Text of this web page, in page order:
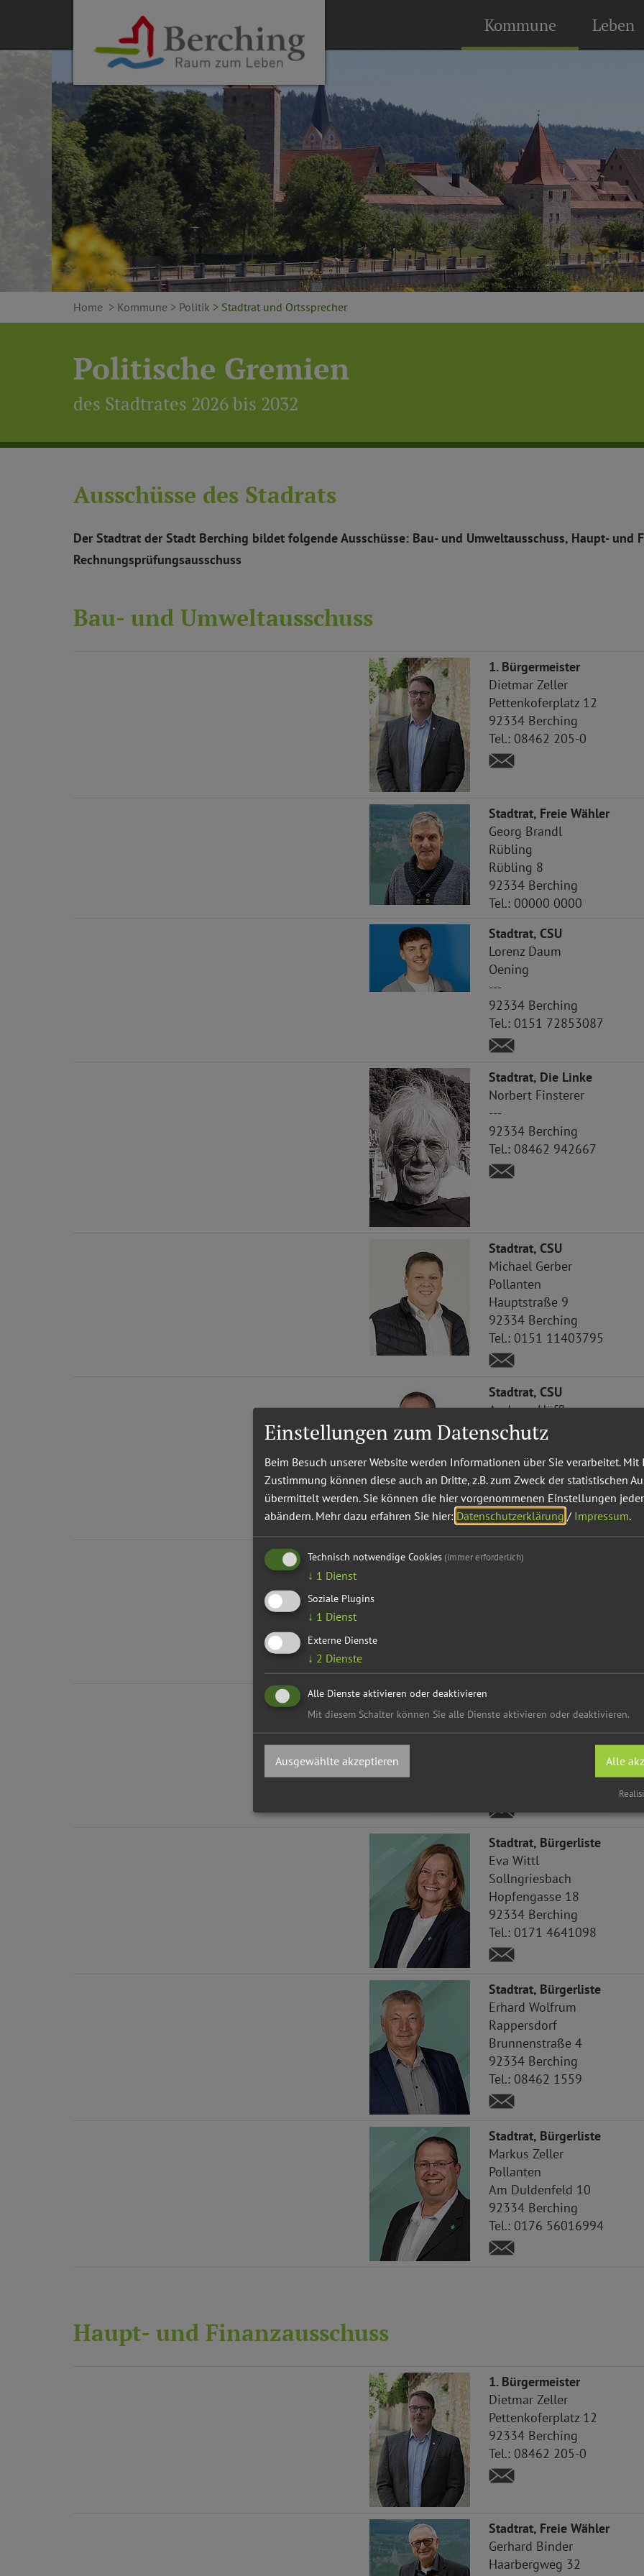
Kommune Leben
Home > Kommune > Politik > Stadtrat und Ortssprecher
Politische Gremien
des Stadtrates 2026 bis 2032
Ausschüsse des Stadrats
Der Stadtrat der Stadt Berching bildet folgende Ausschüsse: Bau- und Umweltausschuss, Haupt- und
Rechnungsprüfungsausschuss
Bau- und Umweltausschuss
1. Bürgermeister
Dietmar Zeller
Pettenkoferplatz 12
92334 Berching
Tel.: 08462 205-0
Stadtrat, Freie Wähler
Georg Brandl
Rübling
Rübling 8
92334 Berching
Tel.: 00000 0000
Stadtrat, CSU
Lorenz Daum
Oening
---
92334 Berching
Tel.: 0151 72853087
Stadtrat, Die Linke
Norbert Finsterer
---
92334 Berching
Tel.: 08462 942667
Stadtrat, CSU
Michael Gerber
Pollanten
Hauptstraße 9
92334 Berching
Tel.: 0151 11403795
Stadtrat, CSU
Andreas Höffler
Ulmenstraße 6
Tel.: 0170 7547640
Stadtrat, CSU
Egid Retzer
Rappersdorf
Stadtrat, Bürgerliste
Eva Wittl
Sollngriesbach
Hopfengasse 18
92334 Berching
Tel.: 0171 4641098
Stadtrat, Bürgerliste
Erhard Wolfrum
Rappersdorf
Brunnenstraße 4
92334 Berching
Tel.: 08462 1559
Stadtrat, Bürgerliste
Markus Zeller
Pollanten
Am Duldenfeld 10
92334 Berching
Tel.: 0176 56016994
Haupt- und Finanzausschuss
1. Bürgermeister
Dietmar Zeller
Pettenkoferplatz 12
92334 Berching
Tel.: 08462 205-0
Stadtrat, Freie Wähler
Gerhard Binder
Haarbergweg 32
Einstellungen zum Datenschutz
Beim Besuch unserer Website werden Informationen über Sie verarbeitet. Mit
Zustimmung können diese auch an Dritte, z.B. zum Zweck der statistischen
übermittelt werden. Sie können die hier vorgenommenen Einstellungen
abändern. Mehr dazu erfahren Sie hier: Datenschutzerklärung / Impressum.
Technisch notwendige Cookies (immer erforderlich)
↓ 1 Dienst
Soziale Plugins
↓ 1 Dienst
Externe Dienste
↓ 2 Dienste
Alle Dienste aktivieren oder deaktivieren
Mit diesem Schalter können Sie alle Dienste aktivieren oder deaktivieren.
Ausgewählte akzeptieren Alle